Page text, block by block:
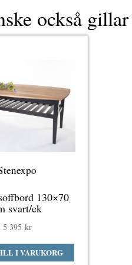
också
130×70
svart/ek
5 395 kr
I VARUKORG